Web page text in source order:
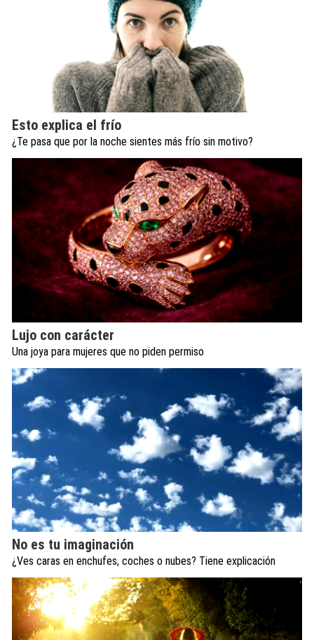
Esto explica el frío
¿Te pasa que por la noche sientes más frío sin motivo?
Lujo con carácter
Una joya para mujeres que no piden permiso
No es tu imaginación
¿Ves caras en enchufes, coches o nubes? Tiene explicación